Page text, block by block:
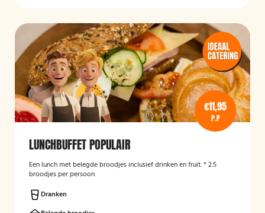
€11,95
P.P
LUNCHBUFFET POPULAIR
Een lunch met belegde broodjes inclusief drinken en fruit. * 2.5
broodjes per persoon.
Dranken